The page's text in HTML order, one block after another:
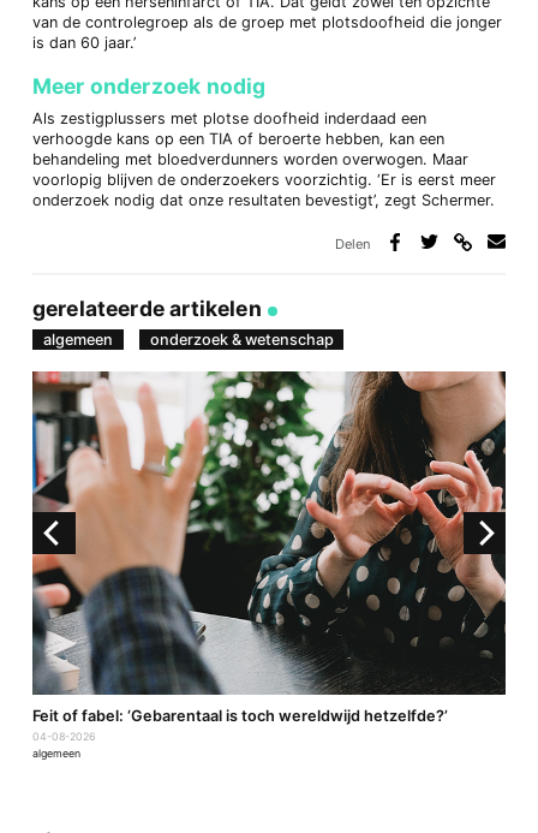
van de controlegroep als de groep met plotsdoofheid die jonger
is dan 60 jaar.’
Meer onderzoek nodig
Als zestigplussers met plotse doofheid inderdaad een
verhoogde kans op een TIA of beroerte hebben, kan een
behandeling met bloedverdunners worden overwogen. Maar
voorlopig blijven de onderzoekers voorzichtig. ‘Er is eerst meer
onderzoek nodig dat onze resultaten bevestigt’, zegt Schermer.
Delen
gerelateerde artikelen
algemeen onderzoek & wetenschap
Feit of fabel: ‘Gebarentaal is toch wereldwijd hetzelfde?’
04-08-2026
algemeen